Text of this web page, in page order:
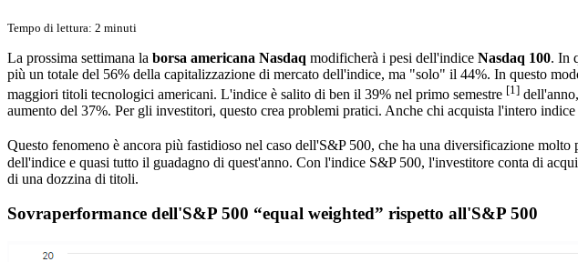
Tempo di lettura: 2 minuti
La prossima settimana la borsa americana Nasdaq modificherà i pesi dell'indice Nasdaq 100. In
più un totale del 56% della capitalizzazione di mercato dell'indice, ma "solo" il 44%. In questo
maggiori titoli tecnologici americani. L'indice è salito di ben il 39% nel primo semestre [1]
aumento del 37%. Per gli investitori, questo crea problemi pratici. Anche chi acquista l'intero
Questo fenomeno è ancora più fastidioso nel caso dell'S&P 500, che ha una diversificazione molto
dell'indice e quasi tutto il guadagno di quest'anno. Con l'indice S&P 500, l'investitore conta di
di una dozzina di titoli.
Sovraperformance dell'S&P 500 “equal weighted” rispetto all'S&P 500